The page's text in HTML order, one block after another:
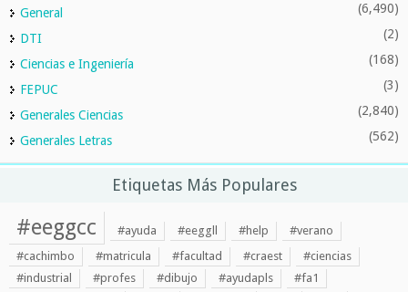
General
(6,490)
DTI (2)
Ciencias e Ingeniería (168)
FEPUC (3)
Generales Ciencias (2,840)
Generales Letras (562)
Etiquetas Más Populares
#eeggcc #ayuda #eeggll #help
#verano
#cachimbo
#matricula #facultad #craest
#ciencias
#industrial
#profes #dibujo #ayudapls
#fa1